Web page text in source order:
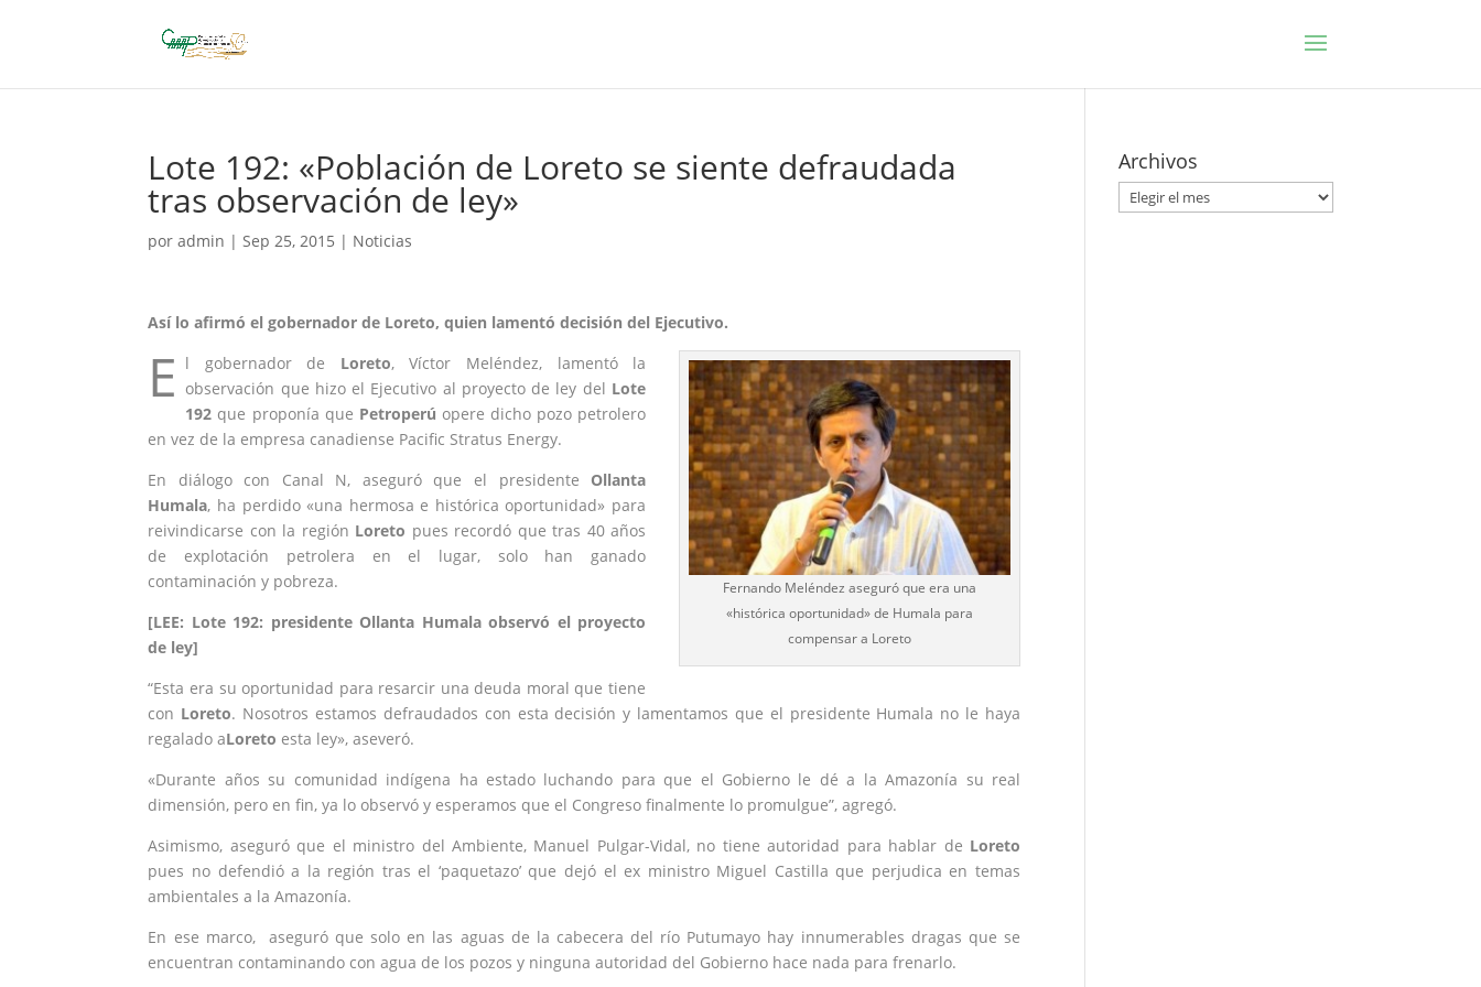
Lote 192: «Población de Loreto se siente defraudada
tras observación de ley»
poradmin |Sep 25, 2015 | Noticias
Así lo afirmó el gobernador de Loreto, quien lamentó decisión del Ejecutivo.
Fernando Meléndez aseguró que era una
«histórica oportunidad» de Humala para
compensar a Loreto
E l gobernador de Loreto, Víctor Meléndez, lamentó la
observación que hizo el Ejecutivo al proyecto de ley del Lote
192 que proponía que Petroperú opere dicho pozo petrolero
en vez de la empresa canadiense Pacific Stratus Energy.
En diálogo con Canal N, aseguró que el presidente Ollanta
Humala, ha perdido «una hermosa e histórica oportunidad» para
reivindicarse con la región Loreto pues recordó que tras 40 años
de explotación petrolera en el lugar, solo han ganado
contaminación y pobreza.
[LEE: Lote 192: presidente Ollanta Humala observó el proyecto
de ley]
“Esta era su oportunidad para resarcir una deuda moral que tiene
con Loreto. Nosotros estamos defraudados con esta decisión y lamentamos que el presidente Humala no le haya
regalado aLoreto esta ley», aseveró.
«Durante años su comunidad indígena ha estado luchando para que el Gobierno le dé a la Amazonía su real
dimensión, pero en fin, ya lo observó y esperamos que el Congreso finalmente lo promulgue”, agregó.
Asimismo, aseguró que el ministro del Ambiente, Manuel Pulgar-Vidal, no tiene autoridad para hablar de Loreto
pues no defendió a la región tras el ‘paquetazo’ que dejó el ex ministro Miguel Castilla que perjudica en temas
ambientales a la Amazonía.
En ese marco, aseguró que solo en las aguas de la cabecera del río Putumayo hay innumerables dragas que se
encuentran contaminando con agua de los pozos y ninguna autoridad del Gobierno hace nada para frenarlo.
Archivos
Archivos